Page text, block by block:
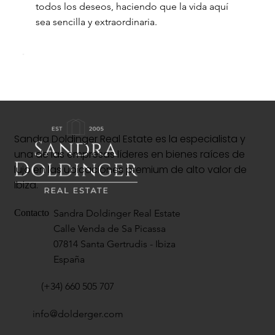
todos los deseos, haciendo que la vida aquí
sea sencilla y extraordinaria.
Sandra Doldinger Real Estate es la especialista y
una de las empresas líderes en bienes raíces de
lujo en las ubicaciones premium de alto valor de
Ibiza.
Contacto Sandra Doldinger Real Estate
Calle Venda de Sa Picassa
07814 Santa Gertrudis - Ibiza
España
(+34) 660 505 707
info@dolderger.com